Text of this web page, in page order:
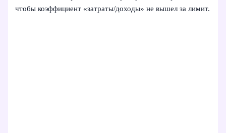
чтобы коэффициент «затраты/доходы» не вышел за лимит.